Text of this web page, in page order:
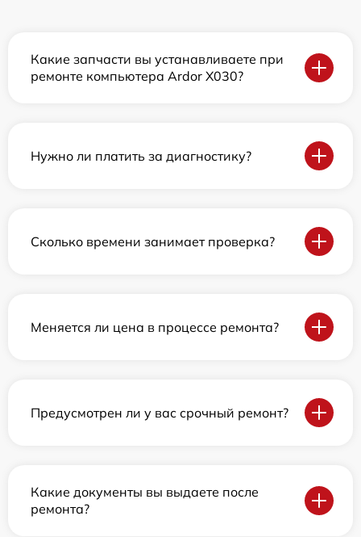
Какие запчасти вы устанавливаете при
ремонте компьютера Ardor X030?
Нужно ли платить за диагностику?
Сколько времени занимает проверка?
Меняется ли цена в процессе ремонта?
Предусмотрен ли у вас срочный ремонт?
Какие документы вы выдаете после
ремонта?